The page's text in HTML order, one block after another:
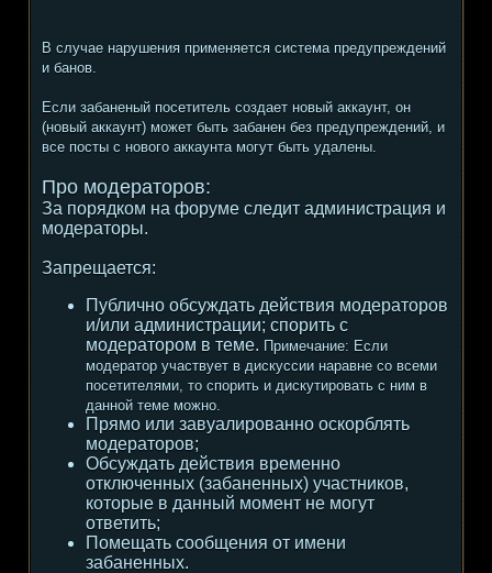
В случае нарушения применяется система предупреждений
и банов.
Если забаненый посетитель создает новый аккаунт, он
(новый аккаунт) может быть забанен без предупреждений, и
все посты с нового аккаунта могут быть удалены.
Про модераторов:
За порядком на форуме следит администрация и
модераторы.
Запрещается:
Публично обсуждать действия модераторов
и/или администрации; спорить с
модератором в теме. Примечание: Если
модератор участвует в дискуссии наравне со всеми
посетителями, то спорить и дискутировать с ним в
данной теме можно.
Прямо или завуалированно оскорблять
модераторов;
Обсуждать действия временно
отключенных (забаненных) участников,
которые в данный момент не могут
ответить;
Помещать сообщения от имени
забаненных.